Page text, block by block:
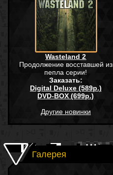
Wasteland 2
Продолжение восставшей из
пепла серии!
Заказать:
Digital Deluxe (589р.)
DVD-BOX (699р.)
Другие новинки
Галерея